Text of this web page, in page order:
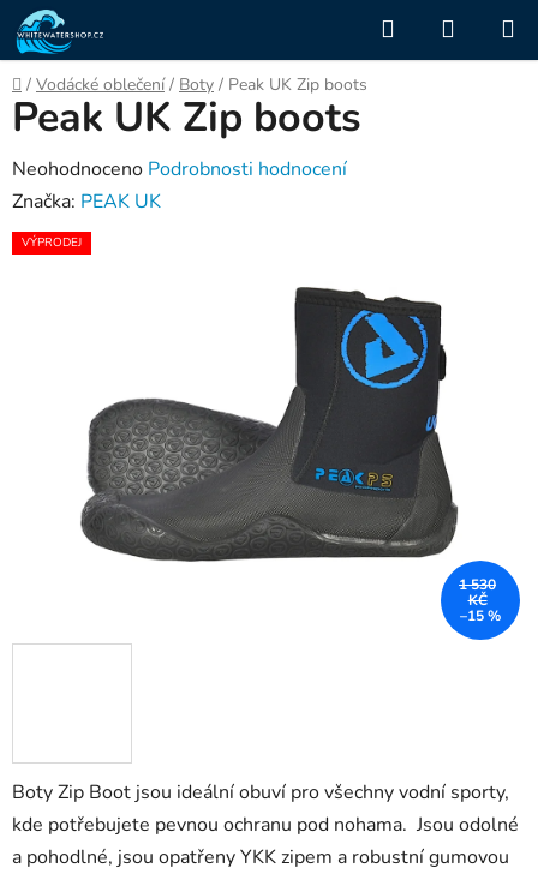
Přejít
na
obsah
Hledat
KOŠÍK
Domů
/ Vodácké oblečení / Boty / Peak UK Zip boots
Boty Zip Boot jsou ideální obuví pro všechny vodní sporty,
kde potřebujete pevnou ochranu pod nohama. Jsou odolné
a pohodlné, jsou opatřeny YKK zipem a robustní gumovou
Peak UK Zip boots
Průměrné
hodnocení
produktu
Neohodnoceno Podrobnosti hodnocení
Značka: PEAK UK
VÝPRODEJ
1 530
KČ
–15 %